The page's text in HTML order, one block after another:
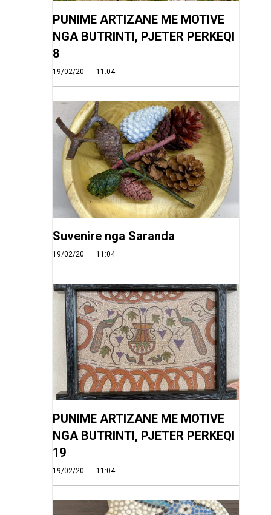
PUNIME ARTIZANE ME MOTIVE
NGA BUTRINTI, PJETER PERKEQI
8
19/02/20 11:04
Suvenire nga Saranda
19/02/20 11:04
PUNIME ARTIZANE ME MOTIVE
NGA BUTRINTI, PJETER PERKEQI
19
19/02/20 11:04